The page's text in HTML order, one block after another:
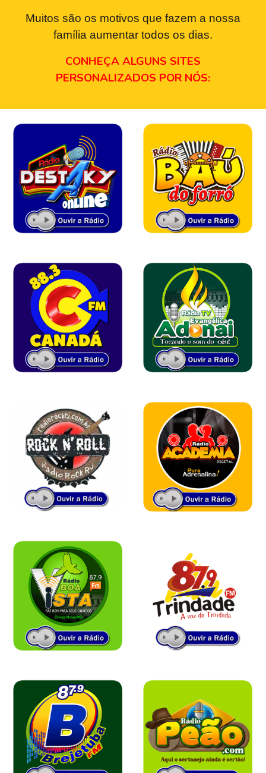
Muitos são os motivos que fazem a nossa
família aumentar todos os dias.
CONHEÇA ALGUNS SITES
PERSONALIZADOS POR NÓS: